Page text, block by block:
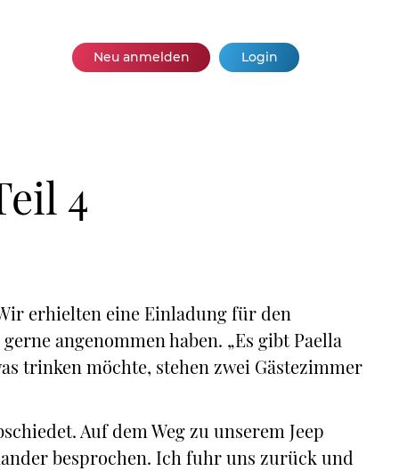
Neu anmelden Login
4
erhielten eine Einladung für den
angenommen haben. „Es gibt Paella
trinken möchte, stehen zwei Gästezimmer
Auf dem Weg zu unserem Jeep
besprochen. Ich fuhr uns zurück und